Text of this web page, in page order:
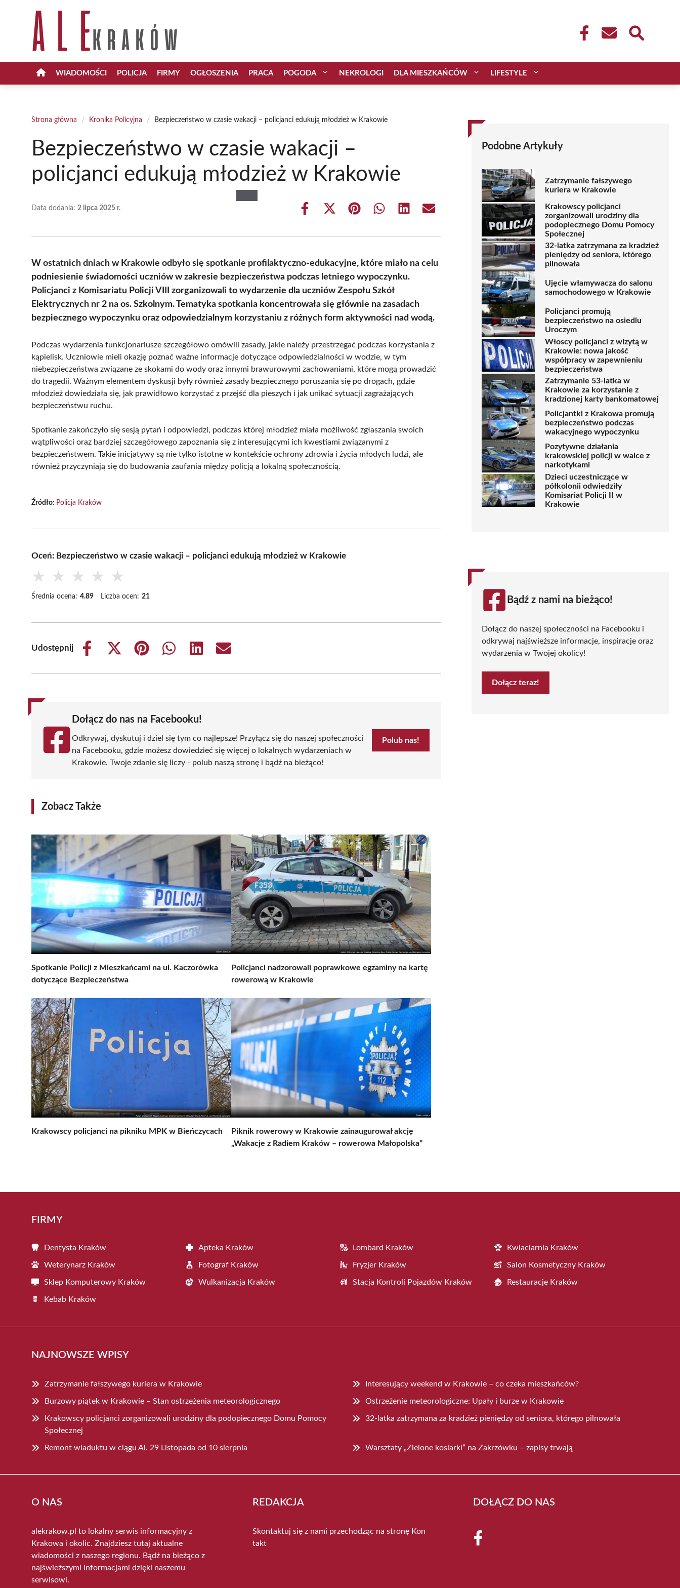
WIADOMOŚCI POLICJA FIRMY OGŁOSZENIA PRACA POGODA NEKROLOGI DLA MIESZKAŃCÓW LIFESTYLE
Strona główna / Kronika Policyjna / Bezpieczeństwo w czasie wakacji – policjanci edukują młodzież w Krakowie
Bezpieczeństwo w czasie wakacji –
policjanci edukują młodzież w Krakowie
Data dodania: 2 lipca 2025 r.
Share
Share
(Twitter)
Share Share Share Share
W ostatnich dniach w Krakowie odbyło się spotkanie profilaktyczno-edukacyjne, które miało na celu
podniesienie świadomości uczniów w zakresie bezpieczeństwa podczas letniego wypoczynku.
Policjanci z Komisariatu Policji VIII zorganizowali to wydarzenie dla uczniów Zespołu Szkół
Elektrycznych nr 2 na os. Szkolnym. Tematyka spotkania koncentrowała się głównie na zasadach
bezpiecznego wypoczynku oraz odpowiedzialnym korzystaniu z różnych form aktywności nad wodą.
Podczas wydarzenia funkcjonariusze szczegółowo omówili zasady, jakie należy przestrzegać podczas korzystania z
kąpielisk. Uczniowie mieli okazję poznać ważne informacje dotyczące odpowiedzialności w wodzie, w tym
niebezpieczeństwa związane ze skokami do wody oraz innymi brawurowymi zachowaniami, które mogą prowadzić
do tragedii. Ważnym elementem dyskusji były również zasady bezpiecznego poruszania się po drogach, gdzie
młodzież dowiedziała się, jak prawidłowo korzystać z przejść dla pieszych i jak unikać sytuacji zagrażających
bezpieczeństwu ruchu.
Spotkanie zakończyło się sesją pytań i odpowiedzi, podczas której młodzież miała możliwość zgłaszania swoich
wątpliwości oraz bardziej szczegółowego zapoznania się z interesującymi ich kwestiami związanymi z
bezpieczeństwem. Takie inicjatywy są nie tylko istotne w kontekście ochrony zdrowia i życia młodych ludzi, ale
również przyczyniają się do budowania zaufania między policją a lokalną społecznością.
Źródło: Policja Kraków
Oceń: Bezpieczeństwo w czasie wakacji – policjanci edukują młodzież w Krakowie
★ ★ ★ ★ ★
Średnia ocena: 4.89 Liczba ocen: 21
Udostępnij
Share
Share
(Twitter)
Share
Share
Share
Share
Dołącz do nas na Facebooku!
Odkrywaj, dyskutuj i dziel się tym co najlepsze! Przyłącz się do naszej społeczności
na Facebooku, gdzie możesz dowiedzieć się więcej o lokalnych wydarzeniach w
Krakowie. Twoje zdanie się liczy - polub naszą stronę i bądź na bieżąco!
Polub nas!
Zobacz Także
Spotkanie Policji z Mieszkańcami na ul. Kaczorówka
dotyczące Bezpieczeństwa
Policjanci nadzorowali poprawkowe egzaminy na kartę
rowerową w Krakowie
Krakowscy policjanci na pikniku MPK w Bieńczycach
Piknik rowerowy w Krakowie zainaugurował akcję
„Wakacje z Radiem Kraków – rowerowa Małopolska”
Podobne Artykuły
Zatrzymanie fałszywego
kuriera w Krakowie
Krakowscy policjanci
zorganizowali urodziny dla
podopiecznego Domu Pomocy
Społecznej
32-latka zatrzymana za kradzież
pieniędzy od seniora, którego
pilnowała
Ujęcie włamywacza do salonu
samochodowego w Krakowie
Policjanci promują
bezpieczeństwo na osiedlu
Uroczym
Włoscy policjanci z wizytą w
Krakowie: nowa jakość
współpracy w zapewnieniu
bezpieczeństwa
Zatrzymanie 53-latka w
Krakowie za korzystanie z
kradzionej karty bankomatowej
Policjantki z Krakowa promują
bezpieczeństwo podczas
wakacyjnego wypoczynku
Pozytywne działania
krakowskiej policji w walce z
narkotykami
Dzieci uczestniczące w
półkolonii odwiedziły
Komisariat Policji II w
Krakowie
Bądź z nami na bieżąco!
Dołącz do naszej społeczności na Facebooku i
odkrywaj najświeższe informacje, inspiracje oraz
wydarzenia w Twojej okolicy!
Dołącz teraz!
FIRMY
Dentysta Kraków Apteka Kraków Lombard Kraków Kwiaciarnia Kraków
Weterynarz Kraków Fotograf Kraków Fryzjer Kraków Salon Kosmetyczny Kraków
Sklep Komputerowy Kraków Wulkanizacja Kraków Stacja Kontroli Pojazdów Kraków Restauracje Kraków
Kebab Kraków
NAJNOWSZE WPISY
Zatrzymanie fałszywego kuriera w Krakowie Interesujący weekend w Krakowie – co czeka mieszkańców?
Burzowy piątek w Krakowie – Stan ostrzeżenia meteorologicznego Ostrzeżenie meteorologiczne: Upały i burze w Krakowie
Krakowscy policjanci zorganizowali urodziny dla podopiecznego Domu Pomocy
Społecznej
32-latka zatrzymana za kradzież pieniędzy od seniora, którego pilnowała
Remont wiaduktu w ciągu Al. 29 Listopada od 10 sierpnia Warsztaty „Zielone kosiarki” na Zakrzówku – zapisy trwają
O NAS
alekrakow.pl to lokalny serwis informacyjny z
Krakowa i okolic. Znajdziesz tutaj aktualne
wiadomości z naszego regionu. Bądź na bieżąco z
najświeższymi informacjami dzięki naszemu
serwisowi.
REDAKCJA
Skontaktuj się z nami przechodząc na stronę Kon
takt
DOŁĄCZ DO NAS